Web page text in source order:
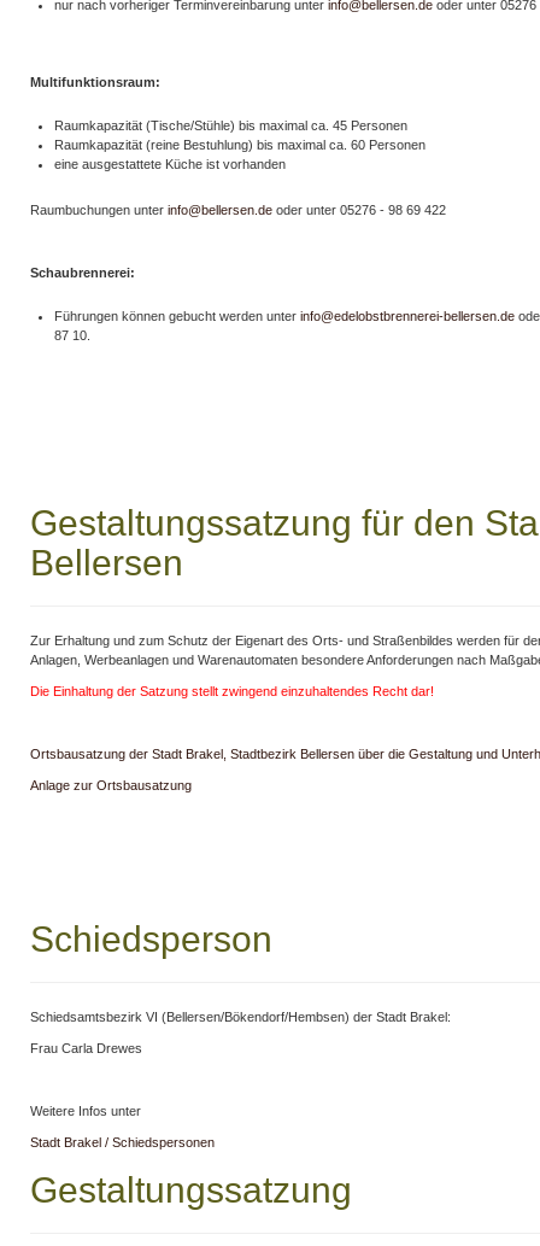
nur nach vorheriger Terminvereinbarung unter info@bellersen.de oder unter 05276
Multifunktionsraum:
Raumkapazität (Tische/Stühle) bis maximal ca. 45 Personen
Raumkapazität (reine Bestuhlung) bis maximal ca. 60 Personen
eine ausgestattete Küche ist vorhanden
Raumbuchungen unter info@bellersen.de oder unter 05276 - 98 69 422
Schaubrennerei:
Führungen können gebucht werden unter info@edelobstbrennerei-bellersen.de
87 10.
Gestaltungssatzung für den
Bellersen
Zur Erhaltung und zum Schutz der Eigenart des Orts- und Straßenbildes werden für
Anlagen, Werbeanlagen und Warenautomaten besondere Anforderungen nach
Die Einhaltung der Satzung stellt zwingend einzuhaltendes Recht dar!
Ortsbausatzung der Stadt Brakel, Stadtbezirk Bellersen über die Gestaltung und
Anlage zur Ortsbausatzung
Schiedsperson
Schiedsamtsbezirk VI (Bellersen/Bökendorf/Hembsen) der Stadt Brakel:
Frau Carla Drewes
Weitere Infos unter
Stadt Brakel / Schiedspersonen
Gestaltungssatzung